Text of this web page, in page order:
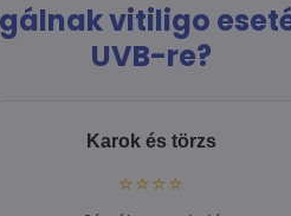
vitiligo
UVB-re?
Karok és törzs
⭐⭐⭐⭐